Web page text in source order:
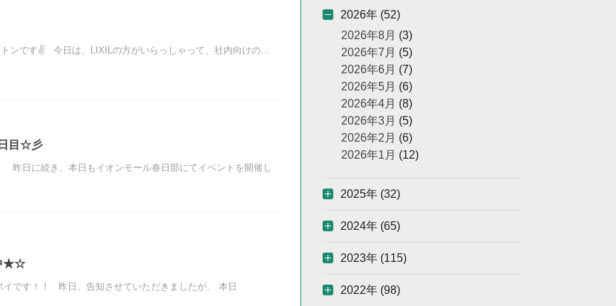
ンです✌ 今日は、LIXILの方がいらっしゃって、社内向けの…
目☆彡
昨日に続き、本日もイオンモール春日部にてイベントを開催し
★☆
イです！！ 昨日、告知させていただきましたが、 本日
2026年 (52)
2026年8月 (3)
2026年7月 (5)
2026年6月 (7)
2026年5月 (6)
2026年4月 (8)
2026年3月 (5)
2026年2月 (6)
2026年1月 (12)
2025年 (32)
2024年 (65)
2023年 (115)
2022年 (98)